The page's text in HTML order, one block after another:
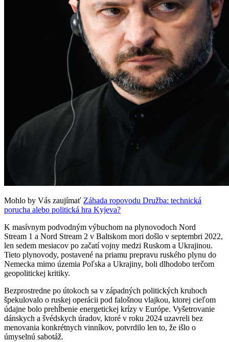
Mohlo by Vás zaujímať Záhada ropovodu Družba: technická
porucha alebo politická hra Kyjeva?
K masívnym podvodným výbuchom na plynovodoch Nord
Stream 1 a Nord Stream 2 v Baltskom mori došlo v septembri 2022,
len sedem mesiacov po začatí vojny medzi Ruskom a Ukrajinou.
Tieto plynovody, postavené na priamu prepravu ruského plynu do
Nemecka mimo územia Poľska a Ukrajiny, boli dlhodobo terčom
geopolitickej kritiky.
Bezprostredne po útokoch sa v západných politických kruhoch
špekulovalo o ruskej operácii pod falošnou vlajkou, ktorej cieľom
údajne bolo prehĺbenie energetickej krízy v Európe. Vyšetrovanie
dánskych a švédskych úradov, ktoré v roku 2024 uzavreli bez
menovania konkrétnych vinníkov, potvrdilo len to, že išlo o
úmyselnú sabotáž.